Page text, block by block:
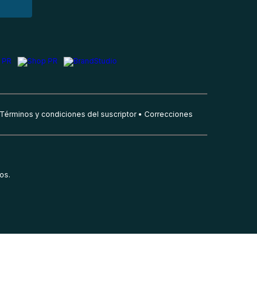
Términos y condiciones del suscriptor Correcciones